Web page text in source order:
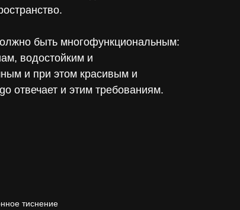
быть многофункциональным:
водостойким и
и при этом красивым и
отвечает и этим требованиям.
тиснение